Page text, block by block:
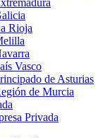
Rioja
Vasco
de Asturias
de Murcia
Privada